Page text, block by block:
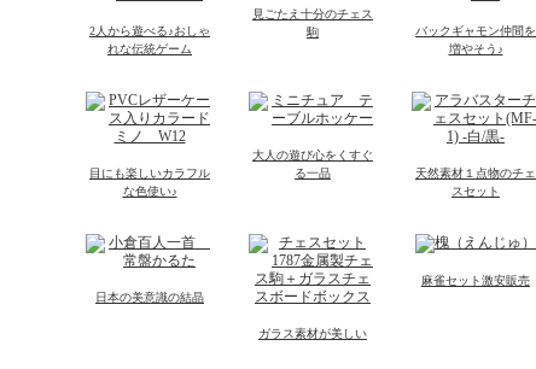
2人から遊べる♪おしゃ
れな伝統ゲーム
見ごたえ十分のチェス
駒
バックギャモン仲間を
増やそう♪
目にも楽しいカラフル
な色使い♪
大人の遊び心をくすぐ
る一品
天然素材１点物のチェ
スセット
日本の美意識の結晶
ガラス素材が美しい
麻雀セット激安販売